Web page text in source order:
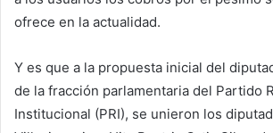
ofrece en la actualidad.
Y es que a la propuesta inicial del
de la fracción parlamentaria del Partido
Institucional (PRI), se unieron los